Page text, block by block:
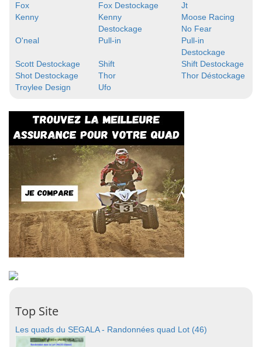
Fox
Fox Destockage
Jt
Kenny
Kenny
Destockage
Moose Racing
No Fear
O'neal
Pull-in
Pull-in
Destockage
Scott Destockage
Shift
Shift Destockage
Shot Destockage
Thor
Thor Déstockage
Troylee Design
Ufo
Top Site
Les quads du SEGALA - Randonnées quad Lot (46)